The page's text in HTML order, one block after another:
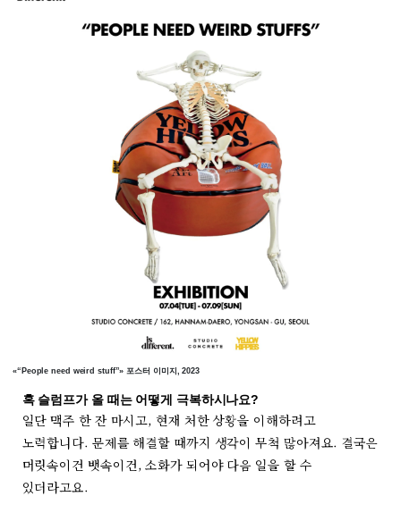
«“People need weird stuff”» 포스터 이미지, 2023
혹 슬럼프가 올 때는 어떻게 극복하시나요?
일단 맥주 한 잔 마시고, 현재 처한 상황을 이해하려고
노력합니다. 문제를 해결할 때까지 생각이 무척 많아져요. 결국은
머릿속이건 뱃속이건, 소화가 되어야 다음 일을 할 수
있더라고요.